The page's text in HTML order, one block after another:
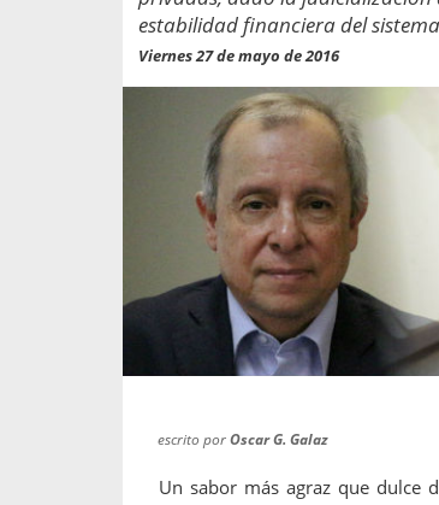
estabilidad financiera del
Viernes 27 de mayo de 2016
escrito porOscar G. Galaz
Un sabor más agraz que dulce
entregados por la
sobre viajes al extranjero
que deben hacer...
propaga a